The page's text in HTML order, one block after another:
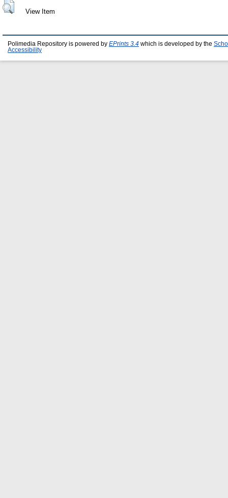
View Item
Polimedia Repository is powered by EPrints 3.4 which is developed by the
Accessibility